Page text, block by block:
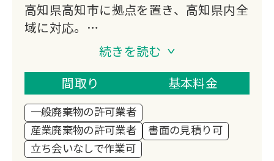
高知県高知市に拠点を置き、高知県内全
域に対応。
遺品整理・生前整理をはじめ、特殊清掃
や空き家管理、デジタル遺品整理まで幅
広いサービスを提供。
自社供養施設「諸木の杜」での年2回の
合同供養祭や個別供養にも対応し、故人
への想いに寄り添った真心の整理を実現
します。
続きを読む
間取り
基本料金
一般廃棄物の許可業者
産業廃棄物の許可業者
書面の見積り可
立ち会いなしで作業可